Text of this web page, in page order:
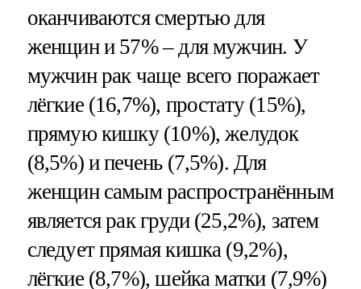
оканчиваются смертью для
женщин и 57% – для мужчин. У
мужчин рак чаще всего поражает
лёгкие (16,7%), простату (15%),
прямую кишку (10%), желудок
(8,5%) и печень (7,5%). Для
женщин самым распространённым
является рак груди (25,2%), затем
следует прямая кишка (9,2%),
лёгкие (8,7%), шейка матки (7,9%)